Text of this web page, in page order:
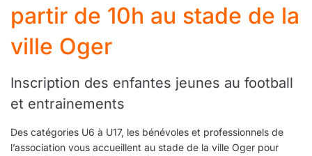
partir de 10h au stade de la
ville Oger
Inscription des enfantes jeunes au football
et entrainements
Des catégories U6 à U17, les bénévoles et professionnels de
l’association vous accueillent au stade de la ville Oger pour